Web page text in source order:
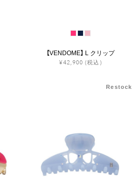
【VENDOME】 L クリップ
¥42,900 (税込)
Restock